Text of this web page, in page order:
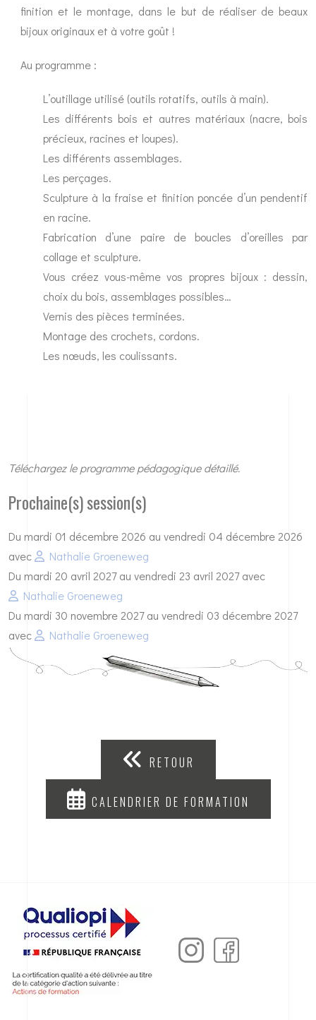
finition et le montage, dans le but de réaliser de beaux
bijoux originaux et à votre goût !
Au programme :
L’outillage utilisé (outils rotatifs, outils à main).
Les différents bois et autres matériaux (nacre, bois
précieux, racines et loupes).
Les différents assemblages.
Les perçages.
Sculpture à la fraise et finition poncée d’un pendentif
en racine.
Fabrication d’une paire de boucles d’oreilles par
collage et sculpture.
Vous créez vous-même vos propres bijoux : dessin,
choix du bois, assemblages possibles…
Vernis des pièces terminées.
Montage des crochets, cordons.
Les nœuds, les coulissants.
Téléchargezle programme pédagogique détaillé.
Prochaine(s) session(s)
Du mardi 01 décembre 2026 au vendredi 04 décembre 2026
avec
Nathalie Groeneweg
Du mardi 20 avril 2027 au vendredi 23 avril 2027 avec
Nathalie Groeneweg
Du mardi 30 novembre 2027 au vendredi 03 décembre 2027
avec
Nathalie Groeneweg
RETOUR
CALENDRIER DE FORMATION